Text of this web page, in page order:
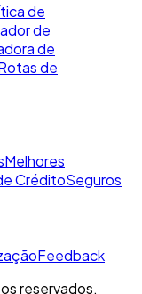
de
de
de
de
Melhores
CréditoSeguros
Feedback
reservados.